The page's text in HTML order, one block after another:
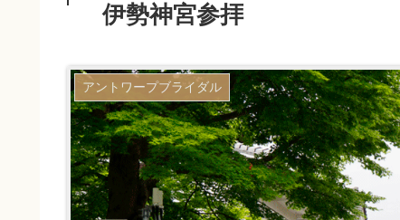
伊勢神宮参拝
アントワープブライダル